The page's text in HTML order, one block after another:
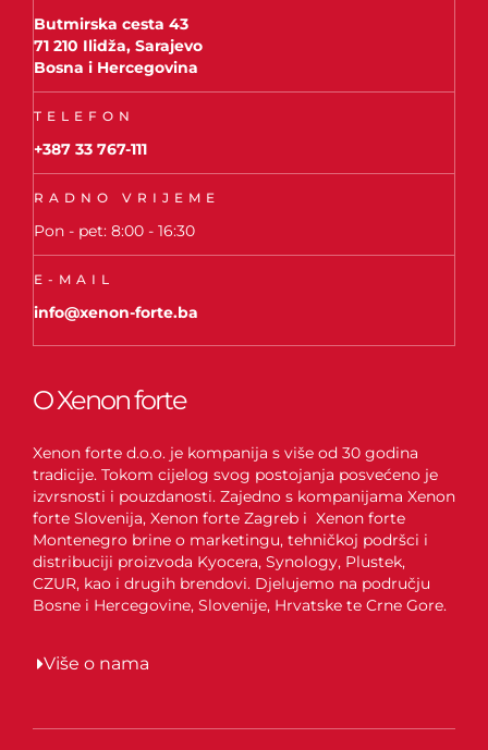
Butmirska cesta 43
71 210 Ilidža, Sarajevo
Bosna i Hercegovina
TELEFON
+387 33 767-111
RADNO VRIJEME
Pon - pet: 8:00 - 16:30
E-MAIL
info@xenon-forte.ba
O Xenon forte
Xenon forte d.o.o. je kompanija s više od 30 godina
tradicije. Tokom cijelog svog postojanja posvećeno je
izvrsnosti i pouzdanosti. Zajedno s kompanijama Xenon
forte Slovenija, Xenon forte Zagreb i Xenon forte
Montenegro brine o marketingu, tehničkoj podršci i
distribuciji proizvoda Kyocera, Synology, Plustek,
CZUR, kao i drugih brendovi. Djelujemo na području
Bosne i Hercegovine, Slovenije, Hrvatske te Crne Gore.
Više o nama